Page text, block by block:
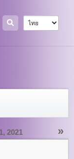
»
2021